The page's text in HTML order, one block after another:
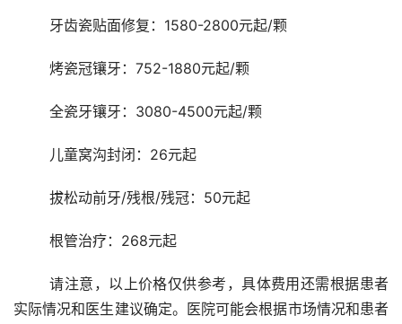
	牙齿瓷贴面修复：1580-2800元起/颗
	烤瓷冠镶牙：752-1880元起/颗
	全瓷牙镶牙：3080-4500元起/颗
	儿童窝沟封闭：26元起
	拔松动前牙/残根/残冠：50元起
	根管治疗：268元起
	请注意，以上价格仅供参考，具体费用还需根据患者
实际情况和医生建议确定。医院可能会根据市场情况和患者